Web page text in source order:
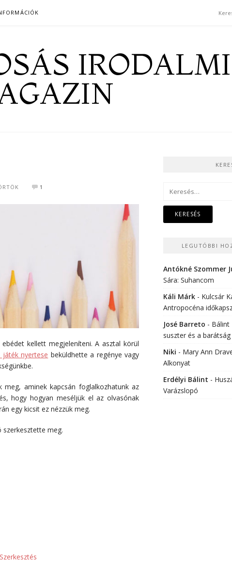
IRODALMI
1
kellett megjeleníteni. A asztal körül
játék nyertese beküldhette a regénye vagy
aminek kapcsán foglalkozhatunk az
hogy hogyan meséljük el az olvasónak
egy kicsit ez nézzük meg.
szerkesztette meg.
Szerkesztés
Keresés:
LEGUTÓBBI
Antókné Szommer
Sára: Suhancom
Káli Márk - Kulcsár
Antropocéna
José Barreto - Bálint
suszter és a
Niki - Mary Ann
Alkonyat
Erdélyi Bálint -
Varázslopó